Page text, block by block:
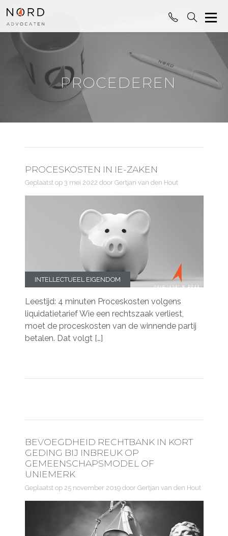
PROCEDEREN
PROCESKOSTEN IN IE-ZAKEN
Geplaatst op 3 mei 2022 door Gertjan van den Hout
INTELLECTUEEL EIGENDOM
Leestijd: 4 minuten Proceskosten volgens
liquidatietarief Wie een rechtszaak verliest,
moet de proceskosten van de winnende partij
betalen. Dat volgt […]
BEVOEGDHEID RECHTBANK IN KORT
GEDING BIJ INBREUK OP
GEMEENSCHAPSMODEL OF
UNIEMERK
Geplaatst op 25 november 2019door Gertjan van den Hout